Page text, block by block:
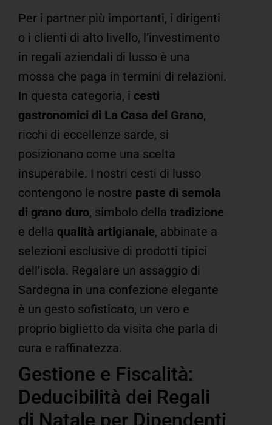
Per i partner più importanti, i dirigenti
o i clienti di alto livello, l’investimento
in regali aziendali di lusso è una
mossa che paga in termini di relazioni.
In questa categoria, i cesti
gastronomici di La Casa del Grano,
ricchi di eccellenze sarde, si
posizionano come una scelta
insuperabile. I nostri cesti di lusso
contengono le nostre paste di semola
di grano duro, simbolo della tradizione
e della qualità artigianale, abbinate a
selezioni esclusive di prodotti tipici
dell’isola. Regalare un assaggio di
Sardegna in una confezione elegante
è un gesto sofisticato, un vero e
proprio biglietto da visita che parla di
cura e raffinatezza.
Gestione e Fiscalità:
Deducibilità dei Regali
di Natale per Dipendenti